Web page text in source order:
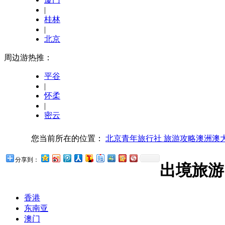
|
桂林
|
北京
周边游热推：
平谷
|
怀柔
|
密云
您当前所在的位置： 北京青年旅行社 旅游攻略澳洲澳
分享到：
出境旅游
香港
东南亚
澳门